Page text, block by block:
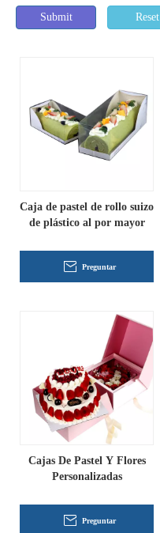
Submit Reset
Caja de pastel de rollo suizo
de plástico al por mayor
Preguntar
Cajas De Pastel Y Flores
Personalizadas
Preguntar